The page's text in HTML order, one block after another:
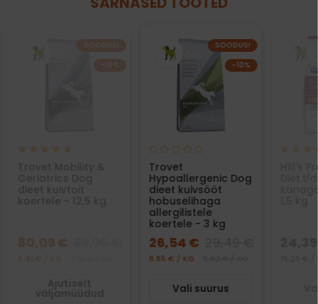
SOODUS!
−10%
Trovet
Hypoallergenic Dog
dieet kuivsööt
hobuselihaga
allergilistele
koertele - 3 kg
26,54 €
8.85 € / KG
Vali suurus
Hill's